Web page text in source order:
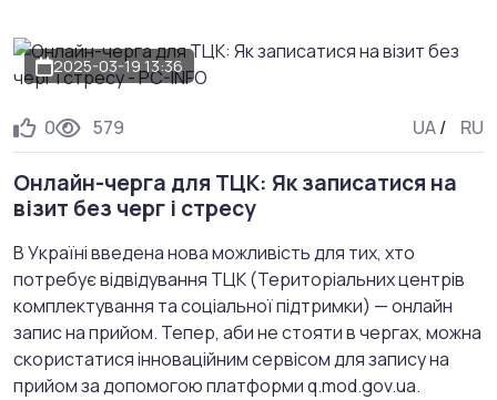
2025-03-19 13:36
0 579 UA/ RU
Онлайн-черга для ТЦК: Як записатися на
візит без черг і стресу
В Україні введена нова можливість для тих, хто
потребує відвідування ТЦК (Територіальних центрів
комплектування та соціальної підтримки) — онлайн
запис на прийом. Тепер, аби не стояти в чергах, можна
скористатися інноваційним сервісом для запису на
прийом за допомогою платформи q.mod.gov.ua.